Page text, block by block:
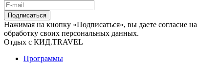
Подписаться
Нажимая на кнопку «Подписаться», вы даете согласие на
обработку своих персональных данных.
Отдых с КИД.TRAVEL
Программы